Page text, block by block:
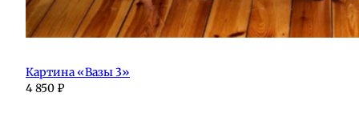
Картина «Вазы 3»
4 850 ₽